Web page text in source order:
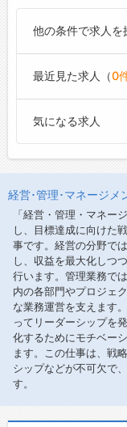
他の条件で求人を
最近見た求人（0
気になる求人
経営･管理･マネージメ
「経営・管理・マネー
し、目標達成に向けた
事です。経営の分野で
し、収益を最大化しつ
行います。管理業務で
内の各部門やプロジェ
な業務運営を支えます
ってリーダーシップを
化するためにモチベー
ます。この仕事は、戦
シップなどが不可欠で
す。